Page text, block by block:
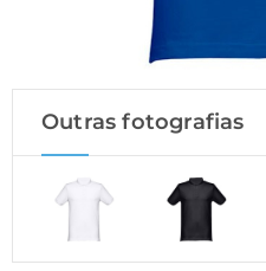
Outras fotografias